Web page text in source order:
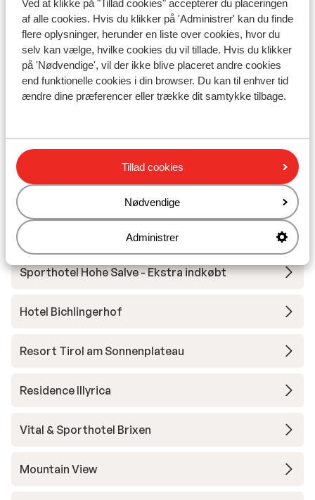
Ved at klikke på "Tillad cookies" accepterer du placeringen
af alle cookies. Hvis du klikker på 'Administrer' kan du finde
flere oplysninger, herunder en liste over cookies, hvor du
selv kan vælge, hvilke cookies du vil tillade. Hvis du klikker
på 'Nødvendige', vil der ikke blive placeret andre cookies
end funktionelle cookies i din browser. Du kan til enhver tid
ændre dine præferencer eller trække dit samtykke tilbage.
Tillad cookies
Nødvendige
Administrer
Undervisning
Skileje
Andre overnatningssteder i SkiWelt
Hotel Hochfilzer
Hotel Eggerwirt
Tirol Lodge
Sporthotel Hohe Salve - Ekstra indkøbt
Hotel Bichlingerhof
Resort Tirol am Sonnenplateau
Residence Illyrica
Vital & Sporthotel Brixen
Mountain View